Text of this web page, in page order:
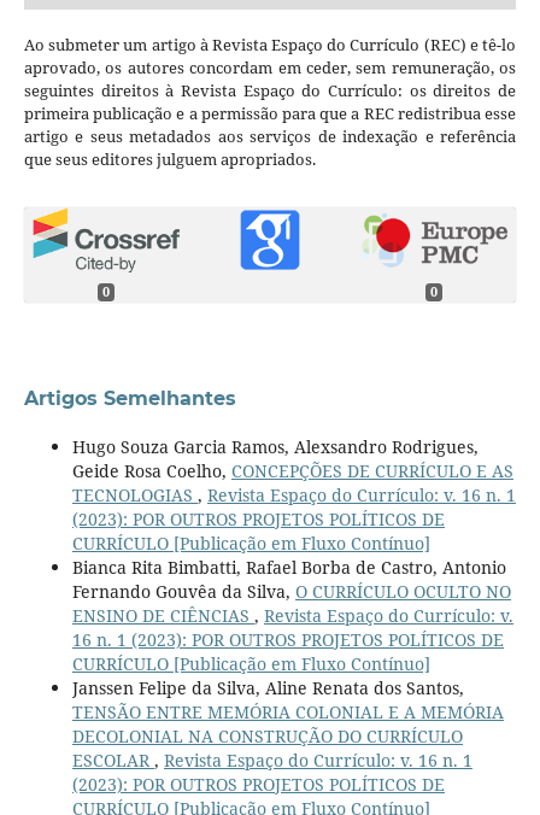
Ao submeter um artigo à Revista Espaço do Currículo (REC) e tê-lo
aprovado, os autores concordam em ceder, sem remuneração, os
seguintes direitos à Revista Espaço do Currículo: os direitos de
primeira publicação e a permissão para que a REC redistribua esse
artigo e seus metadados aos serviços de indexação e referência
que seus editores julguem apropriados.
0 0
Artigos Semelhantes
Hugo Souza Garcia Ramos, Alexsandro Rodrigues,
Geide Rosa Coelho, CONCEPÇÕES DE CURRÍCULO E AS
TECNOLOGIAS , Revista Espaço do Currículo: v. 16 n. 1
(2023): POR OUTROS PROJETOS POLÍTICOS DE
CURRÍCULO [Publicação em Fluxo Contínuo]
Bianca Rita Bimbatti, Rafael Borba de Castro, Antonio
Fernando Gouvêa da Silva, O CURRÍCULO OCULTO NO
ENSINO DE CIÊNCIAS , Revista Espaço do Currículo: v.
16 n. 1 (2023): POR OUTROS PROJETOS POLÍTICOS DE
CURRÍCULO [Publicação em Fluxo Contínuo]
Janssen Felipe da Silva, Aline Renata dos Santos,
TENSÃO ENTRE MEMÓRIA COLONIAL E A MEMÓRIA
DECOLONIAL NA CONSTRUÇÃO DO CURRÍCULO
ESCOLAR, Revista Espaço do Currículo: v. 16 n. 1
(2023): POR OUTROS PROJETOS POLÍTICOS DE
CURRÍCULO [Publicação em Fluxo Contínuo]